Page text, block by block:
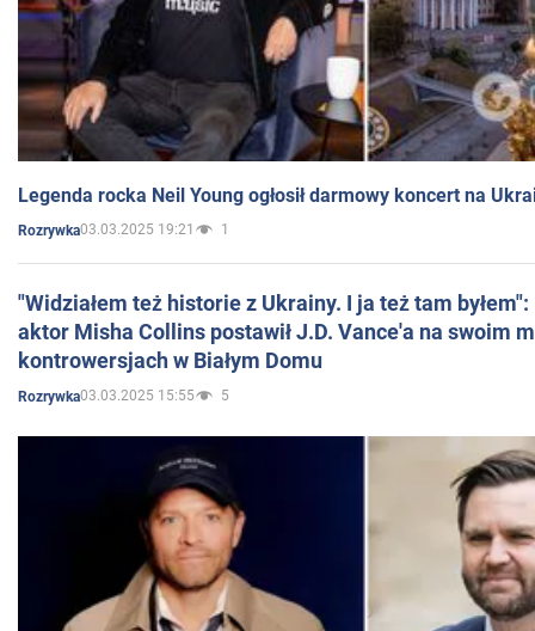
Legenda rocka Neil Young ogłosił darmowy koncert na
Rozrywka03.03.2025 19:21 1
"Widziałem też historie z Ukrainy. I ja też tam
aktor Misha Collins postawił J.D. Vance'a na swoim
kontrowersjach w Białym Domu
Rozrywka03.03.2025 15:55 5